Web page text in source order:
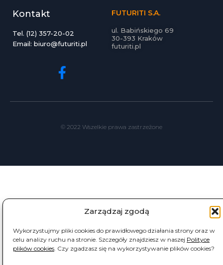
Zarządzaj zgodą
Wykorzystujmy pliki cookies do prawidłowego działania strony oraz w
celu analizy ruchu na stronie. Szczegóły znajdziesz w naszej Polityce
plików cookies. Czy zgadzasz się na wykorzystywanie plików cookies?
Kontakt
Tel. (12) 357-20-02
Email: biuro@futuriti.pl
FUTURITI S.A.
ul. Babińskiego 69
30-393 Kraków
futuriti.pl
© 2022 Wszelkie prawa zastrzeżone